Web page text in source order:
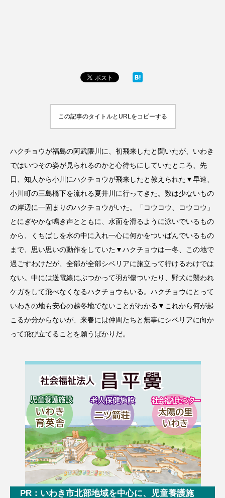
この記事のタイトルとURLをコピーする
ハクチョウが福島の阿武隈川に、初飛来したと聞いたが、いわき
ではいつその姿が見られるのかと心待ちにしていたところ、先
日、知人から小川にハクチョウが飛来したと教えられた▼早速、
小川町の三島橋下を流れる夏井川に行ってきた。数は少ないもの
の岸辺に一固まりのハクチョウがいた。「コウコウ、コウコウ」
とにぎやかな鳴き声とともに、水面を滑るように泳いでいるもの
から、くちばしを水の中に入れ一心に何かをついばんでいるもの
まで、思い思いの動作をしていた▼ハクチョウは一冬、この地で
過ごすわけだが、全部が全部シベリアに旅立って行けるわけでは
ない。中には送電線にぶつかって羽が傷ついたり、野犬に襲われ
ケガをして飛べなくなるハクチョウもいる。ハクチョウにとって
いわきの地も安心の越冬地でないことがわかる▼これから何が起
こるか分からないが、来春には仲間たちと無事にシベリアに向か
って飛び立てることを願うばかりだ。
PR：いわき市北部地域を中心に、児童養護施